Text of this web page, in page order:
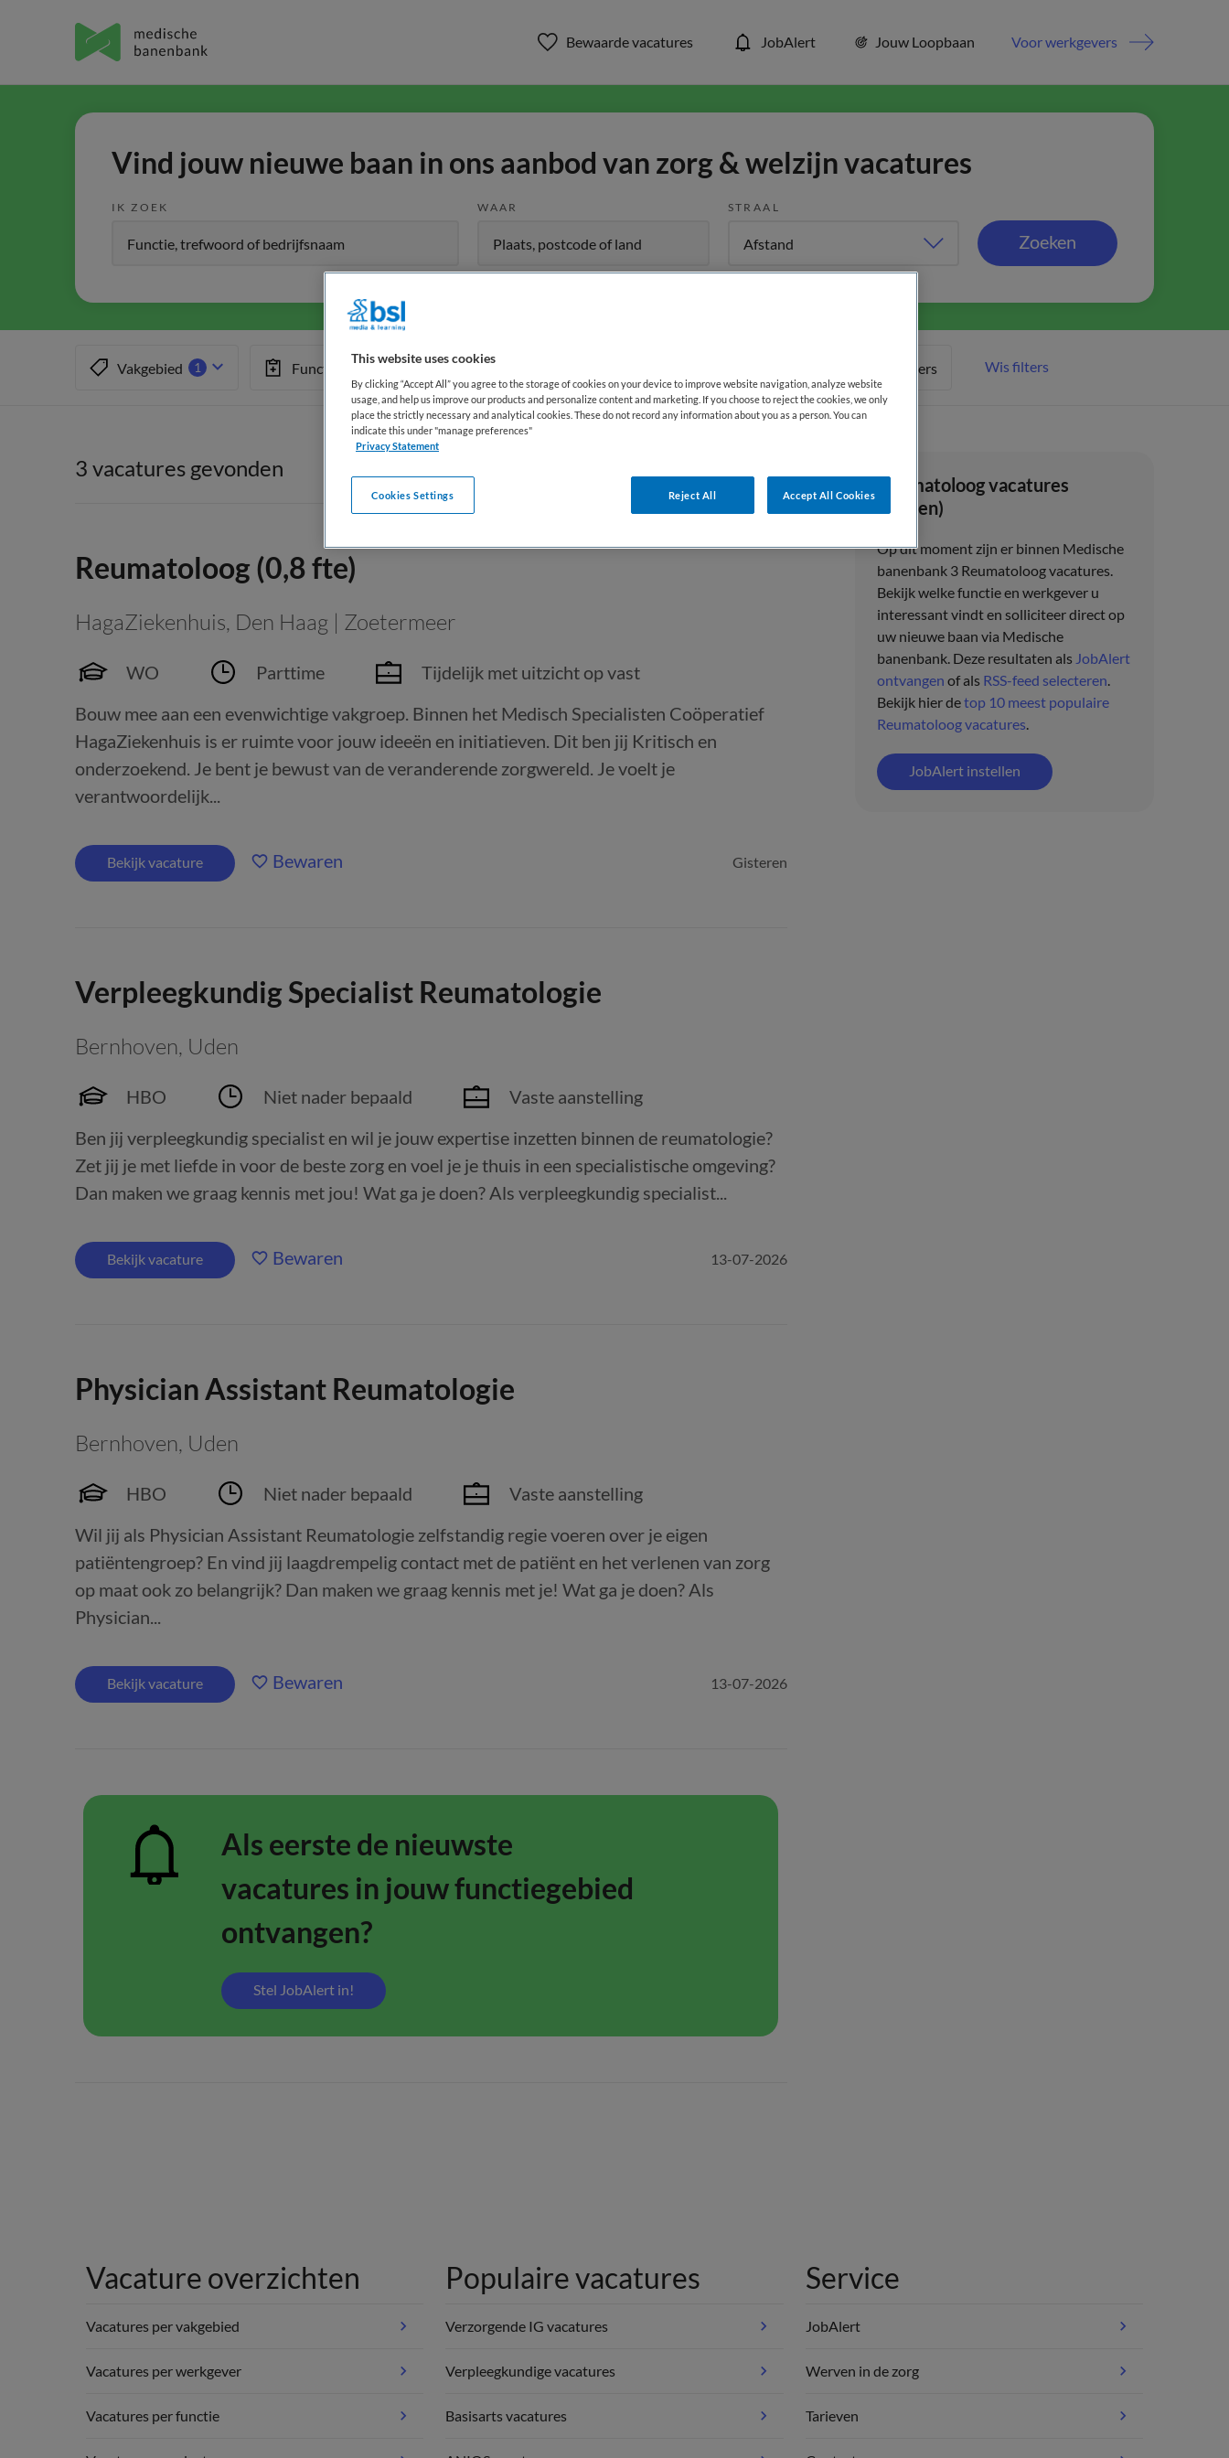
Bewaarde vacatures JobAlert Jouw Loopbaan Voor werkgevers
Vind jouw nieuwe baan in ons aanbod van zorg & welzijn vacatures
IK ZOEK WAAR STRAAL
Zoeken
Vakgebied 1 Functiegebied 1 Opleiding Meer filters Wis filters
Reumatoloog vacatures
(Artsen)
Op dit moment zijn er binnen Medische
banenbank 3 Reumatoloog vacatures.
Bekijk welke functie en werkgever u
interessant vindt en solliciteer direct op
uw nieuwe baan via Medische
banenbank. Deze resultaten als JobAlert
ontvangen of als RSS-feed selecteren.
Bekijk hier detop 10 meest populaire
Reumatoloog vacatures.
JobAlert instellen
3 vacatures gevonden
Reumatoloog (0,8 fte)
HagaZiekenhuis, Den Haag | Zoetermeer
WO Parttime
Tijdelijk met uitzicht op vast
Bouw mee aan een evenwichtige vakgroep. Binnen het Medisch Specialisten Coöperatief
HagaZiekenhuis is er ruimte voor jouw ideeën en initiatieven. Dit ben jij Kritisch en
onderzoekend. Je bent je bewust van de veranderende zorgwereld. Je voelt je
verantwoordelijk...
Bekijk vacature Bewaren Gisteren
Verpleegkundig Specialist Reumatologie
Bernhoven, Uden
HBO Niet nader bepaald
Vaste aanstelling
Ben jij verpleegkundig specialist en wil je jouw expertise inzetten binnen de reumatologie?
Zet jij je met liefde in voor de beste zorg en voel je je thuis in een specialistische omgeving?
Dan maken we graag kennis met jou! Wat ga je doen? Als verpleegkundig specialist...
Bekijk vacature Bewaren 13-07-2026
Physician Assistant Reumatologie
Bernhoven, Uden
HBO Niet nader bepaald
Vaste aanstelling
Wil jij als Physician Assistant Reumatologie zelfstandig regie voeren over je eigen
patiëntengroep? En vind jij laagdrempelig contact met de patiënt en het verlenen van zorg
op maat ook zo belangrijk? Dan maken we graag kennis met je! Wat ga je doen? Als
Physician...
Bekijk vacature Bewaren 13-07-2026
Als eerste de nieuwste
vacatures in jouw functiegebied
ontvangen?
Stel JobAlert in!
Vacature overzichten
Vacatures per vakgebied
Vacatures per werkgever
Vacatures per functie
Populaire vacatures
Verzorgende IG vacatures
Verpleegkundige vacatures
Basisarts vacatures
Service
JobAlert
Werven in de zorg
Tarieven
This website uses cookies
By clicking “Accept All” you agree to the storage of cookies on your device to improve website navigation, analyze website
usage, and help us improve our products and personalize content and marketing. If you choose to reject the cookies, we only
place the strictly necessary and analytical cookies. These do not record any information about you as a person. You can
indicate this under "manage preferences"
Privacy Statement
Reject All Accept All Cookies
Cookies Settings